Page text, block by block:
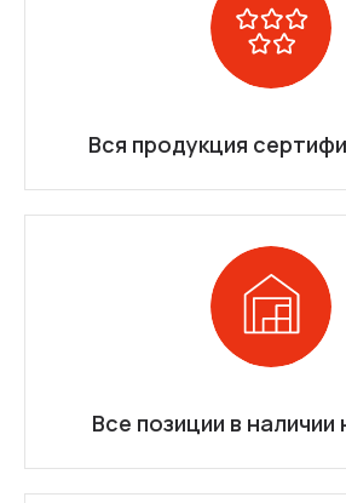
Вся продукция
Все позиции в наличии